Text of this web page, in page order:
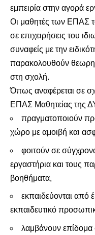
εμπειρία στην αγορά
Οι μαθητές των ΕΠΑΣ
σε επιχειρήσεις του
συναφείς με την
παρακολουθούν
στη σχολή.
Όπως αναφέρεται σε
ΕΠΑΣ Μαθητείας της
πραγματοποιούν
χώρο με αμοιβή και
φοιτούν σε
εργαστήρια και τους
βοηθήματα,
εκπαιδεύονται από
εκπαιδευτικό
λαμβάνουν επίδομα